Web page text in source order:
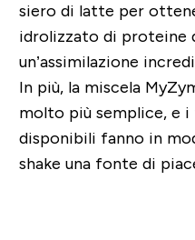
siero di latte per
idrolizzato di proteine
un’assimilazione
In più, la miscela
molto più semplice, e
disponibili fanno in
shake una fonte di